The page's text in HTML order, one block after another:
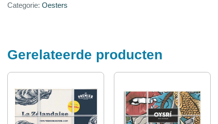
Categorie: Oesters
Gerelateerde producten